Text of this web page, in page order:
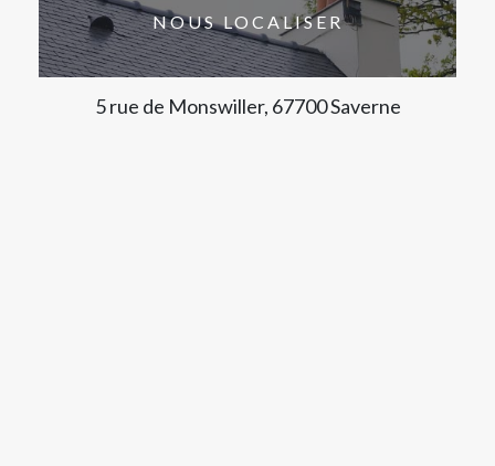
NOUS LOCALISER
5 rue de Monswiller, 67700 Saverne